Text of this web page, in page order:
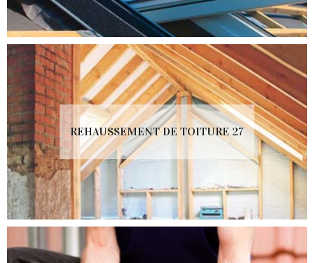
REHAUSSEMENT DE TOITURE 27